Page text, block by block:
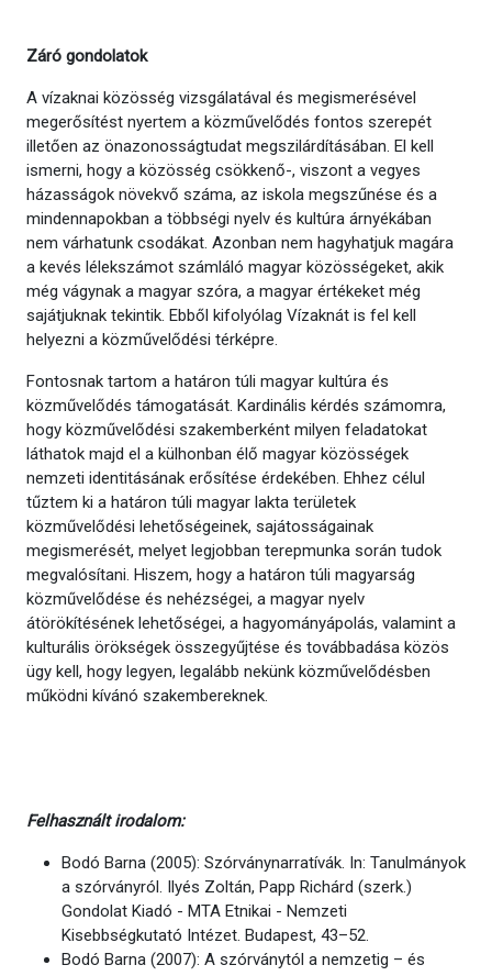
Záró gondolatok
A vízaknai közösség vizsgálatával és megismerésével
megerősítést nyertem a közművelődés fontos szerepét
illetően az önazonosságtudat megszilárdításában. El kell
ismerni, hogy a közösség csökkenő-, viszont a vegyes
házasságok növekvő száma, az iskola megszűnése és a
mindennapokban a többségi nyelv és kultúra árnyékában
nem várhatunk csodákat. Azonban nem hagyhatjuk magára
a kevés lélekszámot számláló magyar közösségeket, akik
még vágynak a magyar szóra, a magyar értékeket még
sajátjuknak tekintik. Ebből kifolyólag Vízaknát is fel kell
helyezni a közművelődési térképre.
Fontosnak tartom a határon túli magyar kultúra és
közművelődés támogatását. Kardinális kérdés számomra,
hogy közművelődési szakemberként milyen feladatokat
láthatok majd el a külhonban élő magyar közösségek
nemzeti identitásának erősítése érdekében. Ehhez célul
tűztem ki a határon túli magyar lakta területek
közművelődési lehetőségeinek, sajátosságainak
megismerését, melyet legjobban terepmunka során tudok
megvalósítani. Hiszem, hogy a határon túli magyarság
közművelődése és nehézségei, a magyar nyelv
átörökítésének lehetőségei, a hagyományápolás, valamint a
kulturális örökségek összegyűjtése és továbbadása közös
ügy kell, hogy legyen, legalább nekünk közművelődésben
működni kívánó szakembereknek.
Felhasznált irodalom:
Bodó Barna (2005): Szórványnarratívák. In: Tanulmányok
a szórványról. Ilyés Zoltán, Papp Richárd (szerk.)
Gondolat Kiadó - MTA Etnikai - Nemzeti
Kisebbségkutató Intézet. Budapest, 43–52.
Bodó Barna (2007): A szórványtól a nemzetig – és